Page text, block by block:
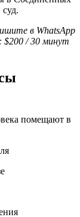
в WhatsApp
$200 / 30 минут
помещают в